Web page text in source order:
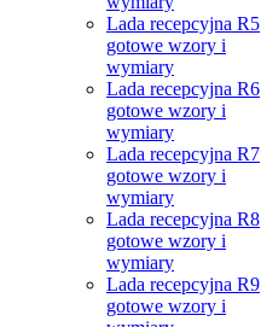
Lada recepcyjna R5
gotowe wzory i
wymiary
Lada recepcyjna R6
gotowe wzory i
wymiary
Lada recepcyjna R7
gotowe wzory i
wymiary
Lada recepcyjna R8
gotowe wzory i
wymiary
Lada recepcyjna R9
gotowe wzory i